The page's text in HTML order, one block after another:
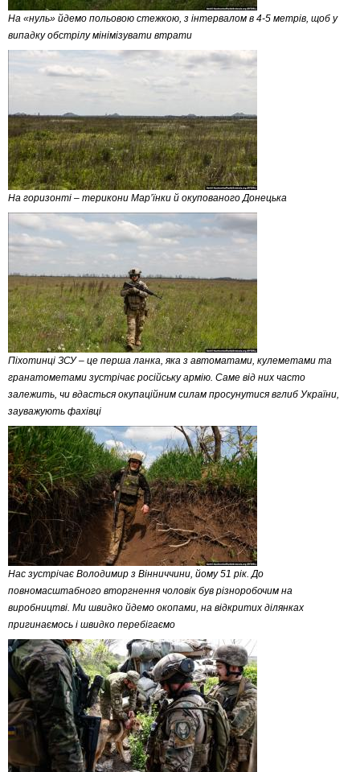
На «нуль» йдемо польовою стежкою, з інтервалом в 4-5 метрів, щоб у
випадку обстрілу мінімізувати втрати
На горизонті – терикони Мар’їнки й окупованого Донецька
Піхотинці ЗСУ – це перша ланка, яка з автоматами, кулеметами та
гранатометами зустрічає російську армію. Саме від них часто
залежить, чи вдасться окупаційним силам просунутися вглиб України,
зауважують фахівці
Нас зустрічає Володимир з Вінниччини, йому 51 рік. До
повномасштабного вторгнення чоловік був різноробочим на
виробництві. Ми швидко йдемо окопами, на відкритих ділянках
пригинаємось і швидко перебігаємо